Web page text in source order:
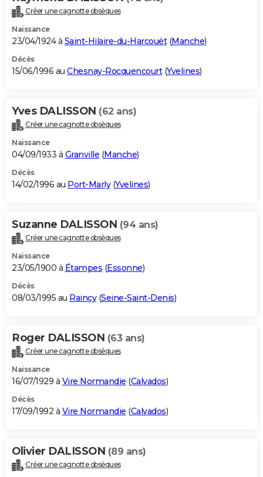
Créer une cagnotte obsèques
Naissance
23/04/1924 à Saint-Hilaire-du-Harcouët(Manche)
Décès
15/06/1996 au Chesnay-Rocquencourt(Yvelines)
Yves DALISSON (62 ans)
Créer une cagnotte obsèques
Naissance
04/09/1933 à Granville (Manche)
Décès
14/02/1996 au Port-Marly(Yvelines)
Suzanne DALISSON (94 ans)
Créer une cagnotte obsèques
Naissance
23/05/1900 à Étampes (Essonne)
Décès
08/03/1995 au Raincy(Seine-Saint-Denis)
Roger DALISSON (63 ans)
Créer une cagnotte obsèques
Naissance
16/07/1929 à Vire Normandie (Calvados)
Décès
17/09/1992 à Vire Normandie (Calvados)
Olivier DALISSON (89 ans)
Créer une cagnotte obsèques